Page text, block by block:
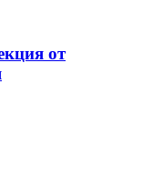
от